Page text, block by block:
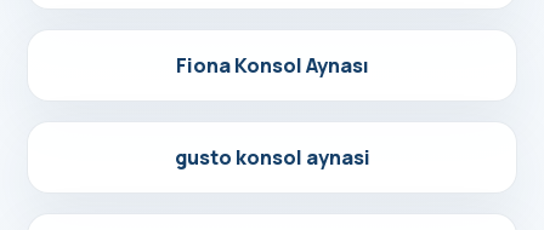
Detayları Gör
Fiona Konsol Aynası
Detayları Gör
gusto konsol aynasi